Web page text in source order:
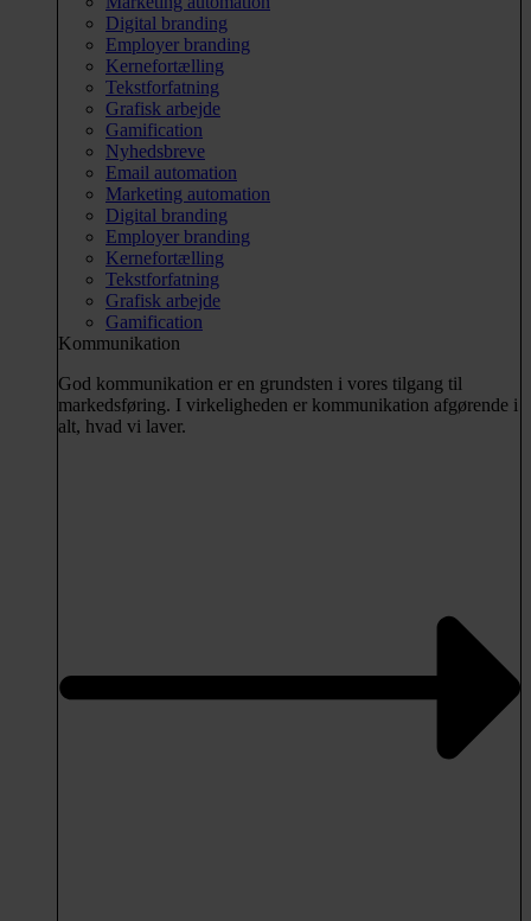
Digital branding
Employer branding
Kernefortælling
Tekstforfatning
Grafisk arbejde
Gamification
Nyhedsbreve
Email automation
Marketing automation
Digital branding
Employer branding
Kernefortælling
Tekstforfatning
Grafisk arbejde
Gamification
Kommunikation
God kommunikation er en grundsten i vores tilgang til
markedsføring. I virkeligheden er kommunikation afgørende i
alt, hvad vi laver.